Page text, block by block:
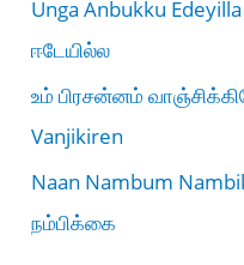
Unga Anbukku
ஈடேயில்ல
உம் பிரசன்னம்
Vanjikiren
Naan Nambum
நம்பிக்கை